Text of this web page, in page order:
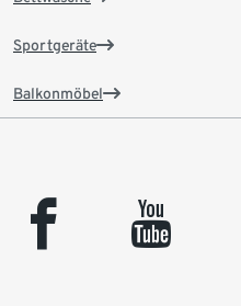
Sportgeräte
Balkonmöbel
facebook youtube